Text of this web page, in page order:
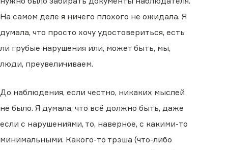
На самом деле я ничего плохого не ожидала. Я
думала, что просто хочу удостовериться, есть
ли грубые нарушения или, может быть, мы,
люди, преувеличиваем.
До наблюдения, если честно, никаких мыслей
не было. Я думала, что всё должно быть, даже
если с нарушениями, то, наверное, с какими-то
минимальными. Какого-то трэша (что-либо